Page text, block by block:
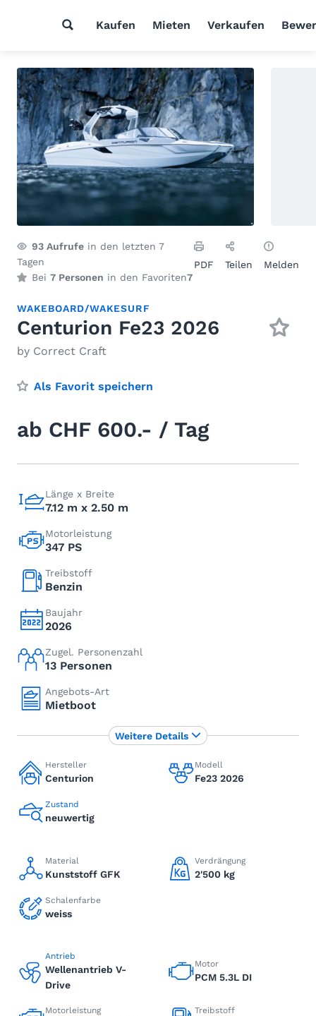
Kaufen Mieten Verkaufen
93 Aufrufe in den letzten 7
Tagen
Bei 7 Personen in den Favoriten7
PDF Teilen Melden
WAKEBOARD/WAKESURF
Centurion Fe23 2026
by Correct Craft
Als Favorit speichern
ab CHF 600.- / Tag
Länge x Breite
7.12 m x 2.50 m
Motorleistung
347 PS
Treibstoff
Benzin
Baujahr
2026
Zugel. Personenzahl
13 Personen
Angebots-Art
Mietboot
Hersteller
Centurion
Modell
Fe23 2026
Zustand
neuwertig
Material
Kunststoff GFK
Verdrängung
2'500 kg
Schalenfarbe
weiss
Antrieb
Wellenantrieb V-
Drive
Motor
PCM 5.3L DI
Motorleistung Treibstoff
Weitere Details